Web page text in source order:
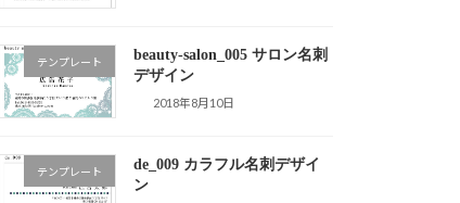
テンプレート
beauty-salon_005 サロン名刺
デザイン
2018年8月10日
テンプレート
de_009 カラフル名刺デザイ
ン